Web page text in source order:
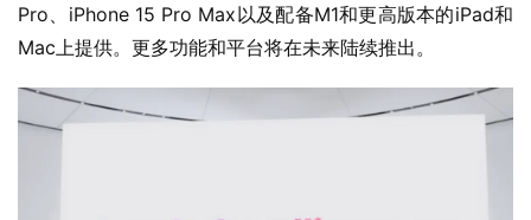
Pro、iPhone 15 Pro Max以及配备M1和更高版本的iPad和
Mac上提供。更多功能和平台将在未来陆续推出。